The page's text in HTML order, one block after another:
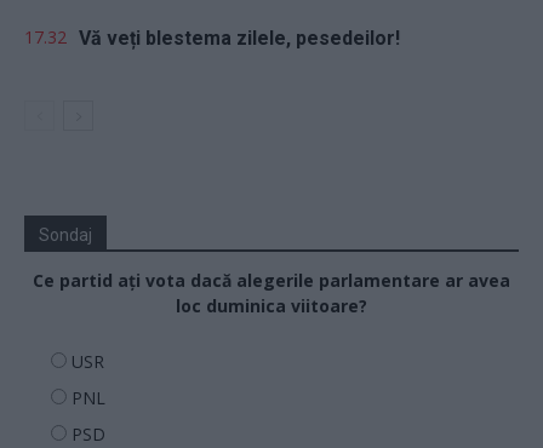
17.32 Vă veți blestema zilele, pesedeilor!
Sondaj
Ce partid ați vota dacă alegerile parlamentare ar avea
loc duminica viitoare?
USR
PNL
PSD